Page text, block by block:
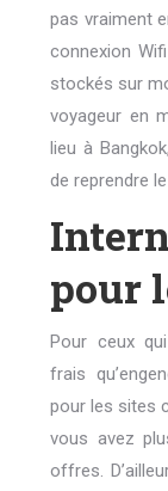
pas vraiment
connexion
stockés sur
voyageur en
lieu à
de reprendre
pour
Pour ceux
frais
pour les sites
vous avez
offres.